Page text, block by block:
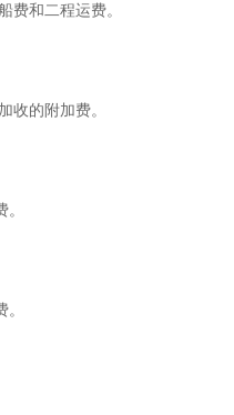
费和二程运费。
收的附加费。